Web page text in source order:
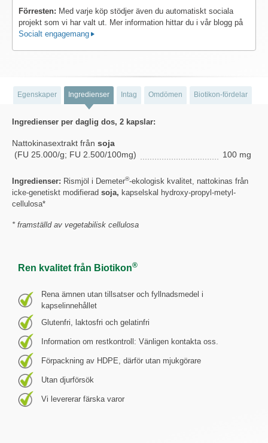
Förresten: Med varje köp stödjer även du automatiskt sociala
projekt som vi har valt ut. Mer information hittar du i vår blogg på
Socialt engagemang
Egenskaper Ingredienser Intag Omdömen Biotikon-fördelar
Ingredienser per daglig dos, 2 kapslar:
Nattokinasextrakt från soja
(FU 25.000/g; FU 2.500/100mg)
100 mg
Ingredienser: Rismjöl i Demeter®-ekologisk kvalitet, nattokinas från
icke-genetiskt modifierad soja, kapselskal hydroxy-propyl-metyl-
cellulosa*
* framställd av vegetabilisk cellulosa
Ren kvalitet från Biotikon®
Rena ämnen utan tillsatser och fyllnadsmedel i
kapselinnehållet
Glutenfri, laktosfri och gelatinfri
Information om restkontroll: Vänligen kontakta oss.
Förpackning av HDPE, därför utan mjukgörare
Utan djurförsök
Vi levererar färska varor